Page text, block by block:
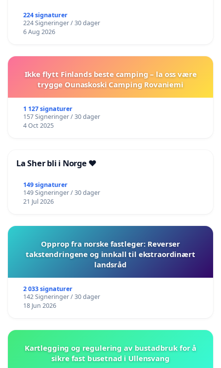
224 signaturer
224 Signeringer / 30 dager
6 Aug 2026
Ikke flytt Finlands beste camping – la oss være
trygge Ounaskoski Camping Rovaniemi
1 127 signaturer
157 Signeringer / 30 dager
4 Oct 2025
La Sher bli i Norge ❤️
149 signaturer
149 Signeringer / 30 dager
21 Jul 2026
Opprop fra norske fastleger: Reverser
takstendringene og innkall til ekstraordinært
landsråd
2 033 signaturer
142 Signeringer / 30 dager
18 Jun 2026
Kartlegging og regulering av bustadbruk for å
sikre fast busetnad i Ullensvang